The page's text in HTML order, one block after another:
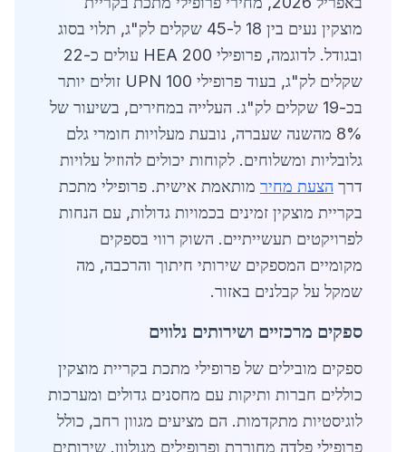
מוצקין נעים בין 18 ל-45 שקלים לק"ג, תלוי בסוג
ובגודל. לדוגמה, פרופילי HEA 200 עולים כ-22
שקלים לק"ג, בעוד פרופילי UPN 100 זולים יותר
בכ-19 שקלים לק"ג. העלייה במחירים, בשיעור של
8% מהשנה שעברה, נובעת מעלויות חומרי גלם
גלובליות ומשלוחים. לקוחות יכולים להוזיל עלויות
דרך הצעת מחיר מותאמת אישית. פרופילי מתכת
בקריית מוצקין זמינים בכמויות גדולות, עם הנחות
לפרויקטים תעשייתיים. השוק רווי בספקים
מקומיים המספקים שירותי חיתוך והרכבה, מה
שמקל על קבלנים באזור.
ספקים מרכזיים ושירותים נלווים
ספקים מובילים של פרופילי מתכת בקריית מוצקין
כוללים חברות ותיקות עם מחסנים גדולים ומערכות
לוגיסטיות מתקדמות. הם מציעים מגוון רחב, כולל
פרופילי פלדה מחוררת ופרופילים מגולוון. שירותים